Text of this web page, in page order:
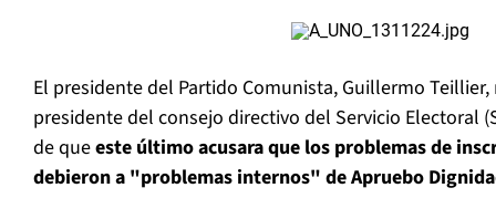
El presidente del Partido Comunista, Guillermo
presidente del consejo directivo del Servicio Electoral
de queeste último acusara que los problemas de
debieron a "problemas internos" de Apruebo